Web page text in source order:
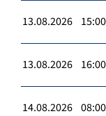
13.08.2026
13.08.2026
14.08.2026